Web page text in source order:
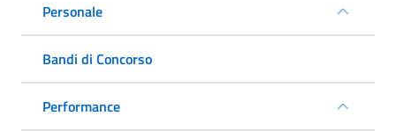
Personale
Bandi di Concorso
Performance